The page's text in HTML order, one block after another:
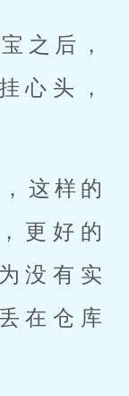
之后，
心头，
这样的
更好的
没有实
在仓库